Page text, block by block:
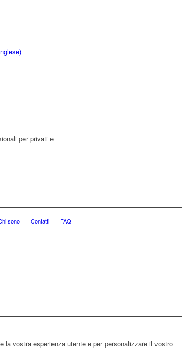
)
per privati e
sono Contatti FAQ
vostra esperienza utente e per personalizzare il vostro